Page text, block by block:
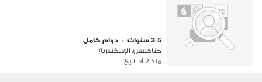
3-5 سنوات • دوام كامل
جناكليس، الإسكندرية
منذ 2 أسابيع